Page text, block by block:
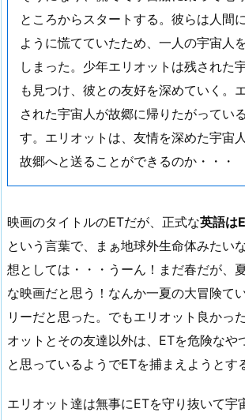
ところからスタートする。彼らは人間
ように慌てていたため、一人の宇宙人
しまった。少年エリオットは残された
も見つけ、彼との友好を深めていく。
された宇宙人が故郷に帰りたがってい
す。エリオットは、友情を深めた宇宙
故郷へと送ることができるのか・・・
映画のタイトルのETだが、正式な英語は
という言葉で、まぁ地球外生命体みたい
想としては・・・うーん！まだ春だが、
な映画だと思う！なんか一夏の大冒険て
リーだと思った。でもエリオット良かっ
オットとその友達以外は、ETを危険なや
と思っているようでETを捕まえようとす
エリオット達は無事にETを守り抜いて宇